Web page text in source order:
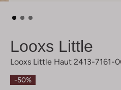
Looxs Little
Looxs Little Haut 2413-7161-
-50%